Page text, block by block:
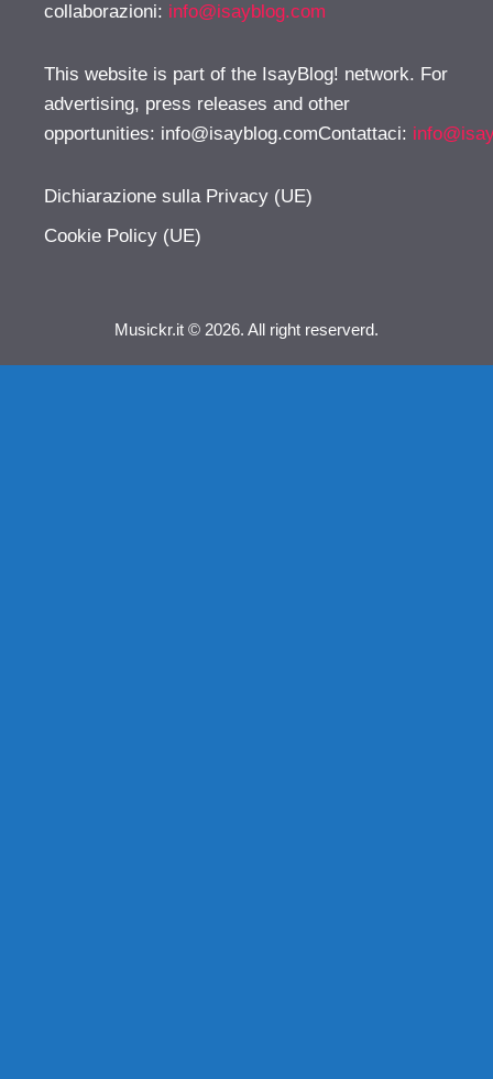
collaborazioni: info@isayblog.com
This website is part of the IsayBlog! network. For
advertising, press releases and other
opportunities: info@isayblog.comContattaci:
Dichiarazione sulla Privacy (UE)
Cookie Policy (UE)
Musickr.it © 2026. All right reserverd.